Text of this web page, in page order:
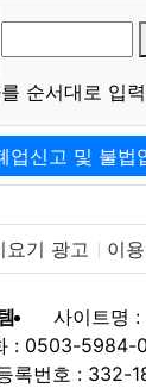
순서대로 입
업신고 및 불법
요기 광고 이
사이트명 :
: 0503-5984-
록번호 : 332-